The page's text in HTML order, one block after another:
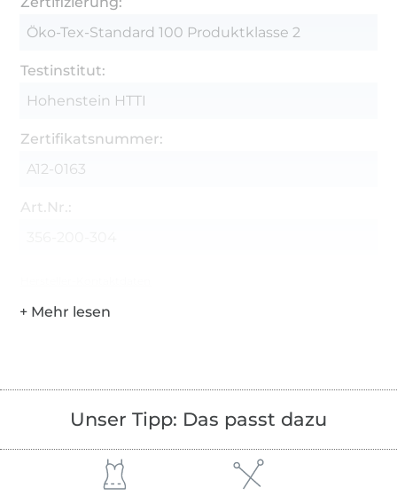
Öko-Tex-Standard 100 Produktklasse 2
Testinstitut:
Hohenstein HTTI
Zertifikatsnummer:
A12-0163
Art.Nr.:
Unser Tipp: Das passt dazu